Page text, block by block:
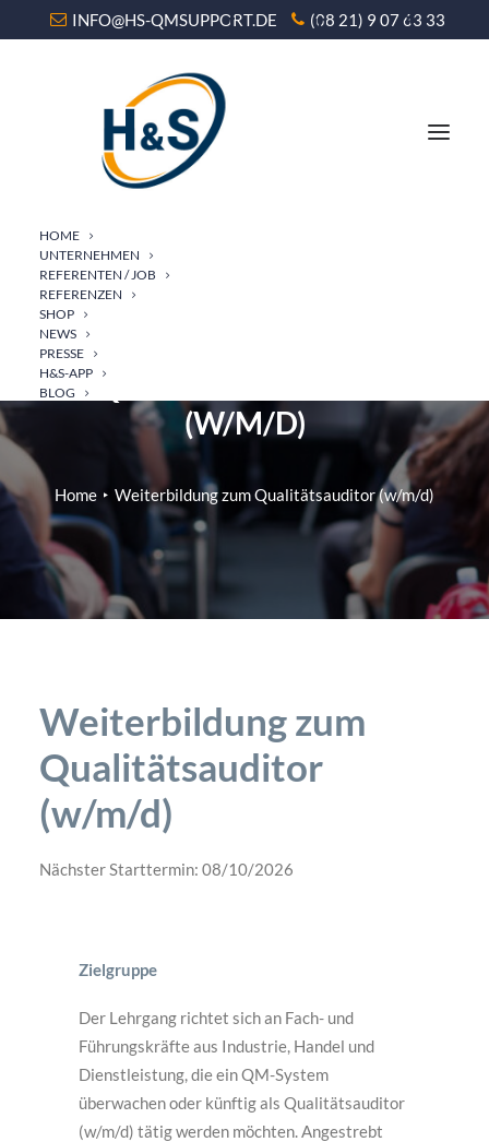
INFO@HS-QMSUPPORT.DE (08 21) 9 07 63 33
HOME
UNTERNEHMEN
REFERENTEN / JOB
REFERENZEN
SHOP
NEWS
PRESSE
H&S-APP
BLOG
WEITERBILDUNG ZUM
QUALITÄTSAUDITOR
(W/M/D)
Home Weiterbildung zum Qualitätsauditor (w/m/d)
Weiterbildung zum
Qualitätsauditor
(w/m/d)
Nächster Starttermin: 08/10/2026
Zielgruppe
Der Lehrgang richtet sich an Fach- und
Führungskräfte aus Industrie, Handel und
Dienstleistung, die ein QM-System
überwachen oder künftig als Qualitätsauditor
(w/m/d) tätig werden möchten. Angestrebt